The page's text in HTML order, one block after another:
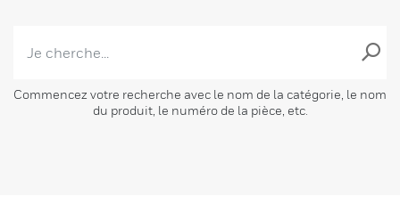
Commencez votre recherche avec le nom de la catégorie, le nom
du produit, le numéro de la pièce, etc.